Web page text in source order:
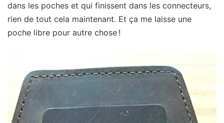
dans les poches et qui finissent dans les connecteurs,
rien de tout cela maintenant. Et ça me laisse une
poche libre pour autre chose !